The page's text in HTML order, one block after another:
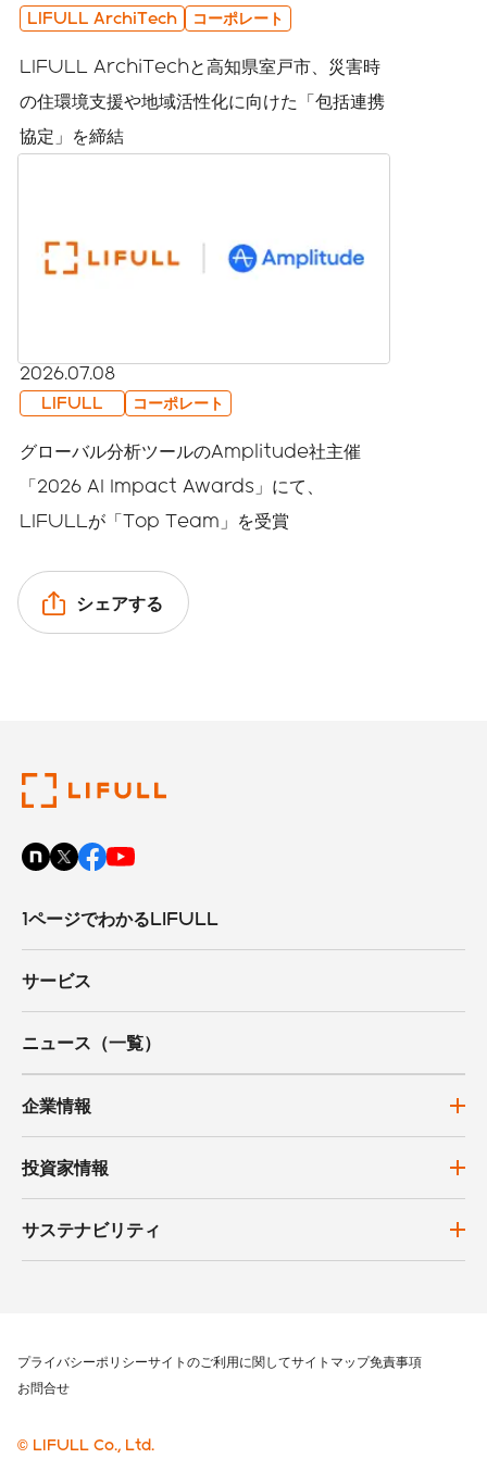
LIFULL ArchiTech コーポレート
LIFULL ArchiTechと高知県室戸市、災害時
の住環境支援や地域活性化に向けた「包括連携
協定」を締結
2026.07.08
LIFULL コーポレート
グローバル分析ツールのAmplitude社主催
「2026 AI Impact Awards」にて、
LIFULLが「Top Team」を受賞
シェアする
1ページでわかるLIFULL
サービス
ニュース（一覧）
企業情報
投資家情報
サステナビリティ
プライバシーポリシーサイトのご利用に関してサイトマップ免責事項
お問合せ
© LIFULL Co., Ltd.